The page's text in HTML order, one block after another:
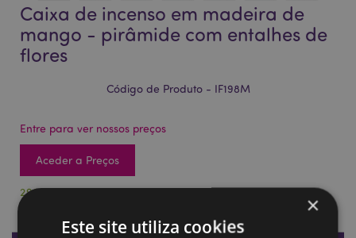
Caixa de incenso em madeira de
mango - pirâmide com entalhes de
flores
Código de Produto - IF198M
Entre para ver nossos preços
Aceder a Preços
296 em stock
×
Este site utiliza cookies